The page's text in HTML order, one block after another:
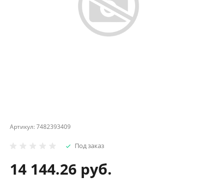
Артикул:7482393409
Под заказ
14 144.26 руб.